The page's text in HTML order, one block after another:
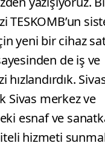
TESKOMB’un
yeni bir cihaz
de iş ve
hızlandırdık.
Sivas merkez ve
esnaf ve
hizmeti